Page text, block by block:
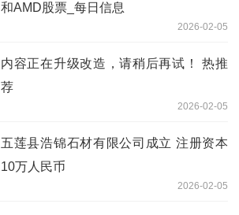
和AMD股票_每日信息
2026-02-05
内容正在升级改造，请稍后再试！ 热推
荐
2026-02-05
五莲县浩锦石材有限公司成立 注册资本
10万人民币
2026-02-05